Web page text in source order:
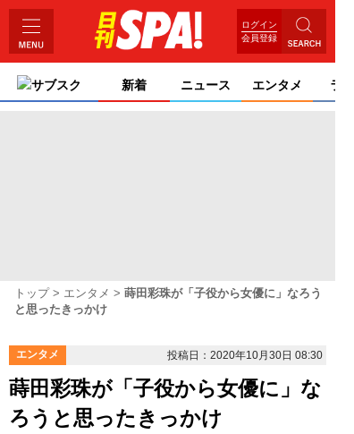
ログイン
会員登録
サブスク 新着 ニュース エンタメ ライ
トップ エンタメ
蒔田彩珠が「子役から女優に」なろう
と思ったきっかけ
エンタメ 投稿日：2020年10月30日 08:30
蒔田彩珠が「子役から女優に」な
ろうと思ったきっかけ